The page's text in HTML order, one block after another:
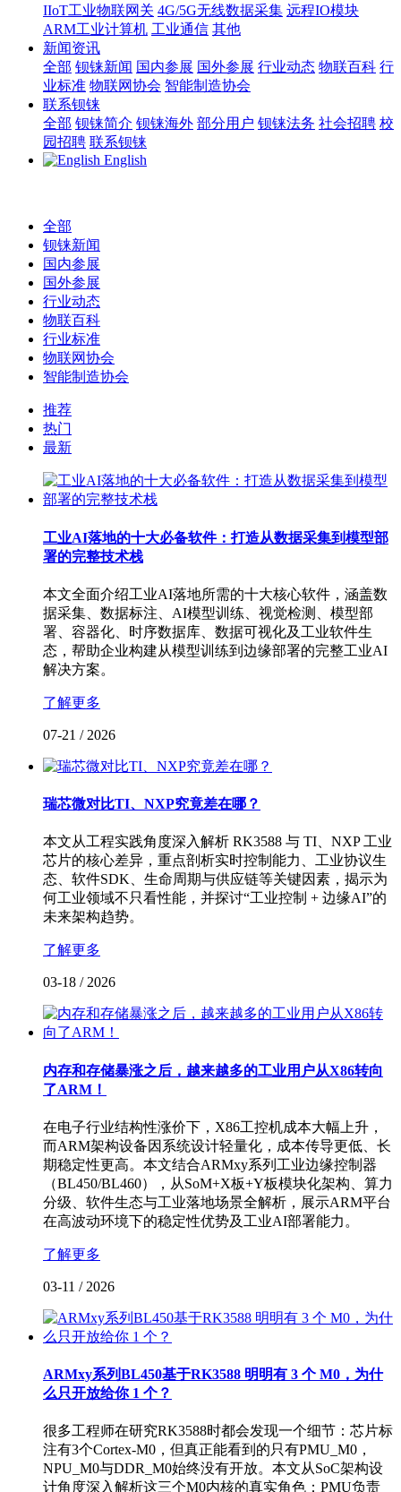
IIoT工业物联网关 4G/5G无线数据采集 远程IO模块
ARM工业计算机 工业通信 其他
新闻资讯
全部 钡铼新闻 国内参展 国外参展 行业动态 物联百科 行
业标准 物联网协会 智能制造协会
联系钡铼
全部 钡铼简介 钡铼海外 部分用户 钡铼法务 社会招聘 校
园招聘 联系钡铼
English
全部
钡铼新闻
国内参展
国外参展
行业动态
物联百科
行业标准
物联网协会
智能制造协会
推荐
热门
最新
工业AI落地的十大必备软件：打造从数据采集到模型部
署的完整技术栈
本文全面介绍工业AI落地所需的十大核心软件，涵盖数
据采集、数据标注、AI模型训练、视觉检测、模型部
署、容器化、时序数据库、数据可视化及工业软件生
态，帮助企业构建从模型训练到边缘部署的完整工业AI
解决方案。
了解更多
07-21 / 2026
瑞芯微对比TI、NXP究竟差在哪？
本文从工程实践角度深入解析 RK3588 与 TI、NXP 工业
芯片的核心差异，重点剖析实时控制能力、工业协议生
态、软件SDK、生命周期与供应链等关键因素，揭示为
何工业领域不只看性能，并探讨“工业控制 + 边缘AI”的
未来架构趋势。
了解更多
03-18 / 2026
内存和存储暴涨之后，越来越多的工业用户从X86转向
了ARM！
在电子行业结构性涨价下，X86工控机成本大幅上升，
而ARM架构设备因系统设计轻量化，成本传导更低、长
期稳定性更高。本文结合ARMxy系列工业边缘控制器
（BL450/BL460），从SoM+X板+Y板模块化架构、算力
分级、软件生态与工业落地场景全解析，展示ARM平台
在高波动环境下的稳定性优势及工业AI部署能力。
了解更多
03-11 / 2026
ARMxy系列BL450基于RK3588 明明有 3 个 M0，为什
么只开放给你 1 个？
很多工程师在研究RK3588时都会发现一个细节：芯片标
注有3个Cortex-M0，但真正能看到的只有PMU_M0，
NPU_M0与DDR_M0始终没有开放。本文从SoC架构设
计角度深入解析这三个M0内核的真实角色：PMU负责